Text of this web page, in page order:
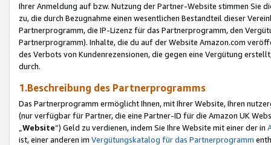
Ihrer Anmeldung auf bzw. Nutzung der Partner-Website stimmen Sie
zu, die durch Bezugnahme einen wesentlichen Bestandteil dieser
Partnerprogramm, die IP-Lizenz für das Partnerprogramm, den
Partnerprogramm). Inhalte, die du auf der Website Amazon.com
des Verbots von Kundenrezensionen, die gegen eine Vergütung
durch.
1.Beschreibung des Partnerprogramms
Das Partnerprogramm ermöglicht Ihnen, mit Ihrer Website, Ihren
(nur verfügbar für Partner, die eine Partner-ID für die Amazon UK
Website“) Geld zu verdienen, indem Sie Ihre Website mit einer der in
ist, einer anderen im Vergütungskatalog für das Partnerprogramm